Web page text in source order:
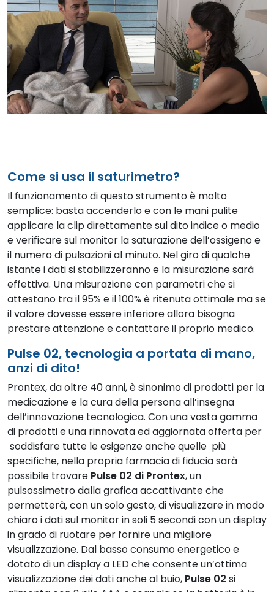
Come si usa il saturimetro?
Il funzionamento di questo strumento è molto
semplice: basta accenderlo e con le mani pulite
applicare la clip direttamente sul dito indice o medio
e verificare sul monitor la saturazione dell’ossigeno e
il numero di pulsazioni al minuto. Nel giro di qualche
istante i dati si stabilizzeranno e la misurazione sarà
effettiva. Una misurazione con parametri che si
attestano tra il 95% e il 100% è ritenuta ottimale ma se
il valore dovesse essere inferiore allora bisogna
prestare attenzione e contattare il proprio medico.
Pulse 02, tecnologia a portata di mano,
anzi di dito!
Prontex, da oltre 40 anni, è sinonimo di prodotti per la
medicazione e la cura della persona all’insegna
dell’innovazione tecnologica. Con una vasta gamma
di prodotti e una rinnovata ed aggiornata offerta per
soddisfare tutte le esigenze anche quelle più
specifiche, nella propria farmacia di fiducia sarà
possibile trovare Pulse 02 di Prontex, un
pulsossimetro dalla grafica accattivante che
permetterà, con un solo gesto, di visualizzare in modo
chiaro i dati sul monitor in soli 5 secondi con un display
in grado di ruotare per fornire una migliore
visualizzazione. Dal basso consumo energetico e
dotato di un display a LED che consente un’ottima
visualizzazione dei dati anche al buio, Pulse 02 si